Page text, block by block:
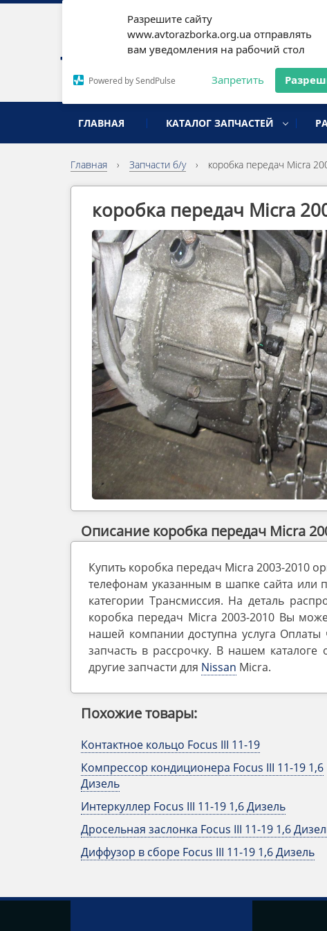
Разрешите сайту
www.avtorazborka.org.ua отправлять
вам уведомления на рабочий стол
Powered by SendPulse Запретить
разборка иномарок
Наши
Письмо
ГЛАВНАЯ КАТАЛОГ ЗАПЧАСТЕЙ
Главная › Запчасти б/у › коробка передач Micra
коробка передач Micra
Описание коробка передач Micra
Купить коробка передач Micra 2003-2010
телефонам указанным в шапке сайта или
категории Трансмиссия. На деталь
коробка передач Micra 2003-2010 Вы
нашей компании доступна услуга Оплаты
запчасть в рассрочку. В нашем каталоге
другие запчасти для Nissan Micra.
Похожие товары:
Контактное кольцо Focus III 11-19
Компрессор кондиционера Focus III 11-19 1,6
Дизель
Интеркуллер Focus III 11-19 1,6 Дизель
Дросельная заслонка Focus III 11-19 1,6
Диффузор в сборе Focus III 11-19 1,6 Дизель